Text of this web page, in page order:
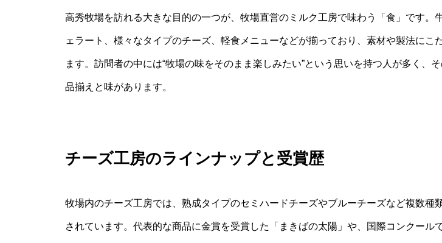
高秀牧場を訪れる大きな目的の一つが、牧場直営のミルク工房で味わう「食」です。
ェラート、様々なタイプのチーズ、軽食メニューなどが揃っており、素材や製法にこ
ます。訪問者の中には“牧場の味をそのまま楽しみたい”という思いを持つ人が多く、
品揃えと味があります。
チーズ工房のラインナップと受賞歴
牧場内のチーズ工房では、熟成タイプのセミハードチーズやブルーチーズなど複数種
されています。代表的な商品に金賞を受賞した「まきばの太陽」や、国際コンクール